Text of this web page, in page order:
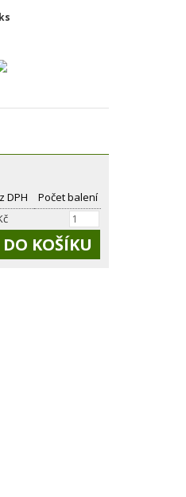
DPH
Počet balení